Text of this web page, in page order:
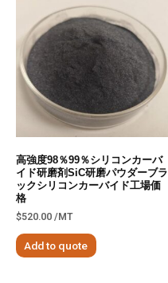
高強度98％99％シリコンカーバ
イド研磨剤SiC研磨パウダーブラ
ックシリコンカーバイド工場価
格
$520.00 /MT
Add to quote